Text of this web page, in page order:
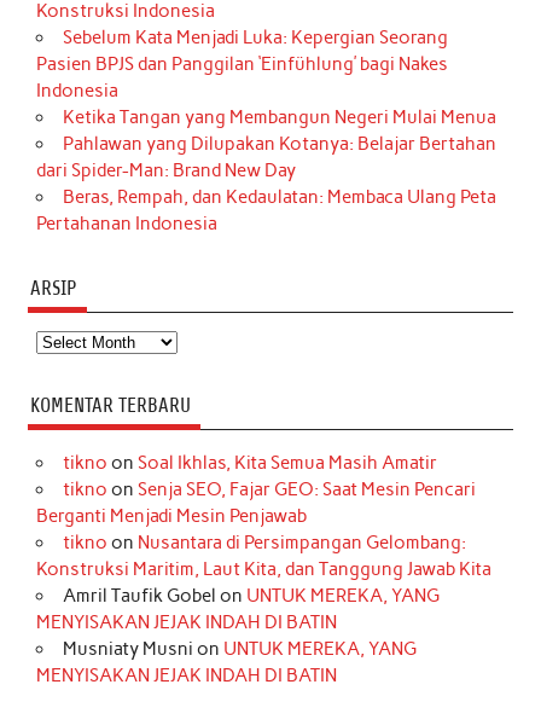
Konstruksi Indonesia
Sebelum Kata Menjadi Luka: Kepergian Seorang
Pasien BPJS dan Panggilan ‘Einfühlung’ bagi Nakes
Indonesia
Ketika Tangan yang Membangun Negeri Mulai Menua
Pahlawan yang Dilupakan Kotanya: Belajar Bertahan
dari Spider-Man: Brand New Day
Beras, Rempah, dan Kedaulatan: Membaca Ulang Peta
Pertahanan Indonesia
ARSIP
Arsip
KOMENTAR TERBARU
tikno on Soal Ikhlas, Kita Semua Masih Amatir
tikno on Senja SEO, Fajar GEO: Saat Mesin Pencari
Berganti Menjadi Mesin Penjawab
tikno on Nusantara di Persimpangan Gelombang:
Konstruksi Maritim, Laut Kita, dan Tanggung Jawab Kita
Amril Taufik Gobel on UNTUK MEREKA, YANG
MENYISAKAN JEJAK INDAH DI BATIN
Musniaty Musni on UNTUK MEREKA, YANG
MENYISAKAN JEJAK INDAH DI BATIN